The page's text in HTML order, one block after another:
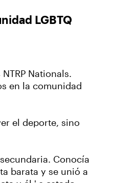
LGBTQ
Nationals.
en la comunidad
el deporte, sino
Conocía
barata y se unió a